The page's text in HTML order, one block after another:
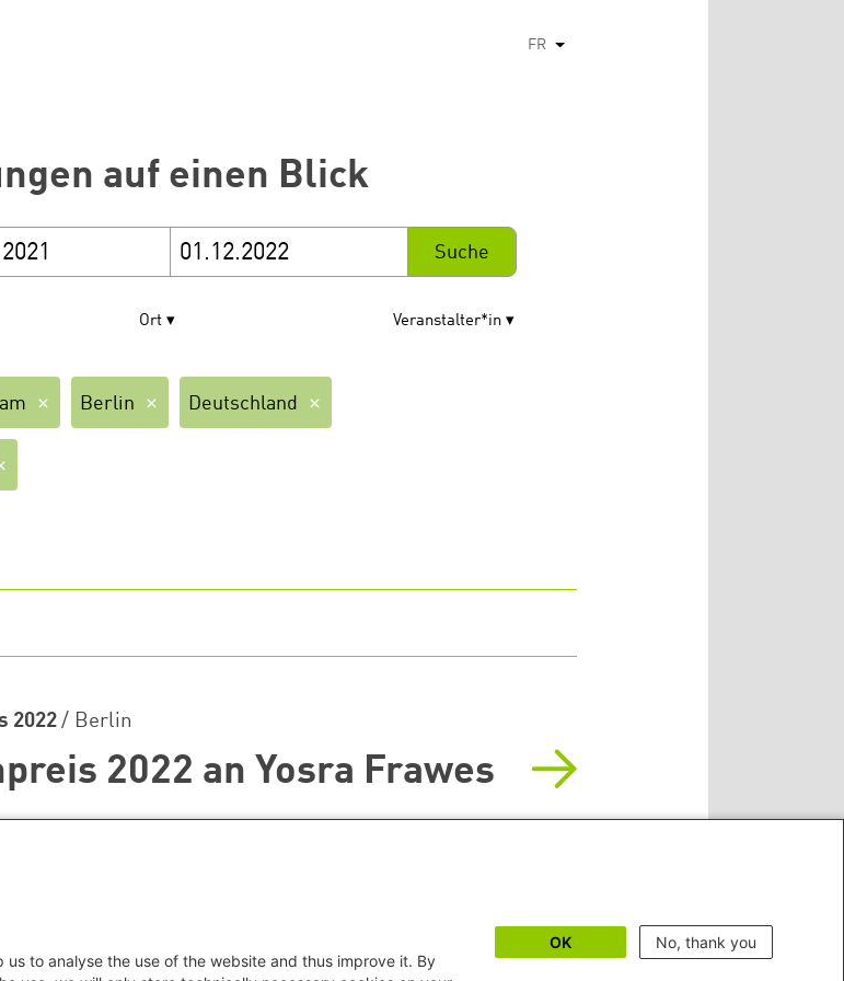
FR Lister les actions supplémentaires
auf einen Blick
Ort Veranstalter*in
Berlin Deutschland
2022 / Berlin
2022 an Yosra Frawes
to analyse the use of the website and thus improve it. By
OK No, thank you